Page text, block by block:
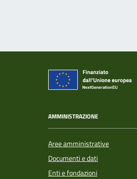
AMMINISTRAZIONE
Aree amministrative
Documenti e dati
Enti e fondazioni